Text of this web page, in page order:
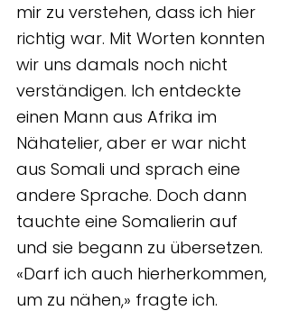
mir zu verstehen, dass ich hier
richtig war. Mit Worten konnten
wir uns damals noch nicht
verständigen. Ich entdeckte
einen Mann aus Afrika im
Nähatelier, aber er war nicht
aus Somali und sprach eine
andere Sprache. Doch dann
tauchte eine Somalierin auf
und sie begann zu übersetzen.
«Darf ich auch hierherkommen,
um zu nähen,» fragte ich.